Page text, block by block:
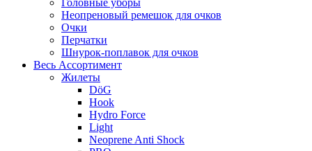
Головные уборы
Неопреновый ремешок для очков
Очки
Перчатки
Шнурок-поплавок для очков
Весь Ассортимент
Жилеты
DöG
Hook
Hydro Force
Light
Neoprene Anti Shock